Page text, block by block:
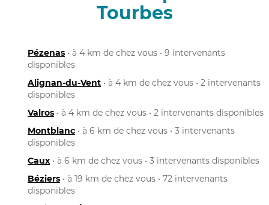
Tourbes
Pézenas • à 4 km de chez vous • 9 intervenants
disponibles
Alignan-du-Vent • à 4 km de chez vous • 2 intervenants
disponibles
Valros • à 4 km de chez vous • 2 intervenants disponibles
Montblanc • à 6 km de chez vous • 3 intervenants
disponibles
Caux • à 6 km de chez vous • 3 intervenants disponibles
Béziers • à 19 km de chez vous • 72 intervenants
disponibles